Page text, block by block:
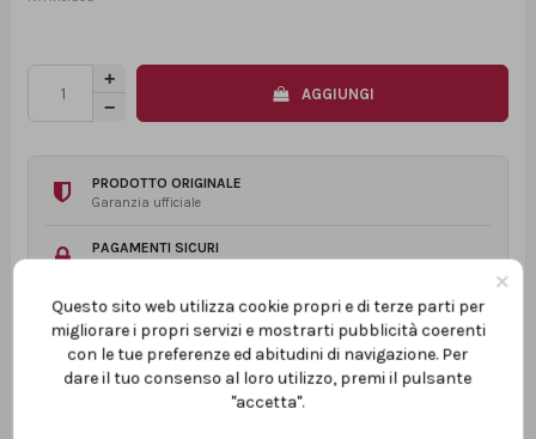
AGGIUNGI
PRODOTTO ORIGINALE
Garanzia ufficiale
PAGAMENTI SICURI
ASSISTENZA TECNICA
Prima e dopo l’acquisto
×
Questo sito web utilizza cookie propri e di terze parti per
migliorare i propri servizi e mostrarti pubblicità coerenti
con le tue preferenze ed abitudini di navigazione. Per
dare il tuo consenso al loro utilizzo, premi il pulsante
"accetta".